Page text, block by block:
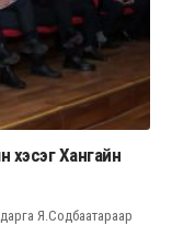
хэсэг Хангайн
Я.Содбаатараар